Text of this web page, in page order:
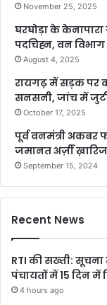
November 25, 2025
घरघोड़ा के
पदचिह्न, वन
August 4, 2025
रायगढ़ में सड़क पर
सनसनी, जांच में
October 17, 2025
पूर्व वनमंत्री अकबर
जमानत अर्ज़ी
September 15, 2024
Recent News
RTI की सख्ती: सूचना
पंचायतों में 15 दिन
4 hours ago